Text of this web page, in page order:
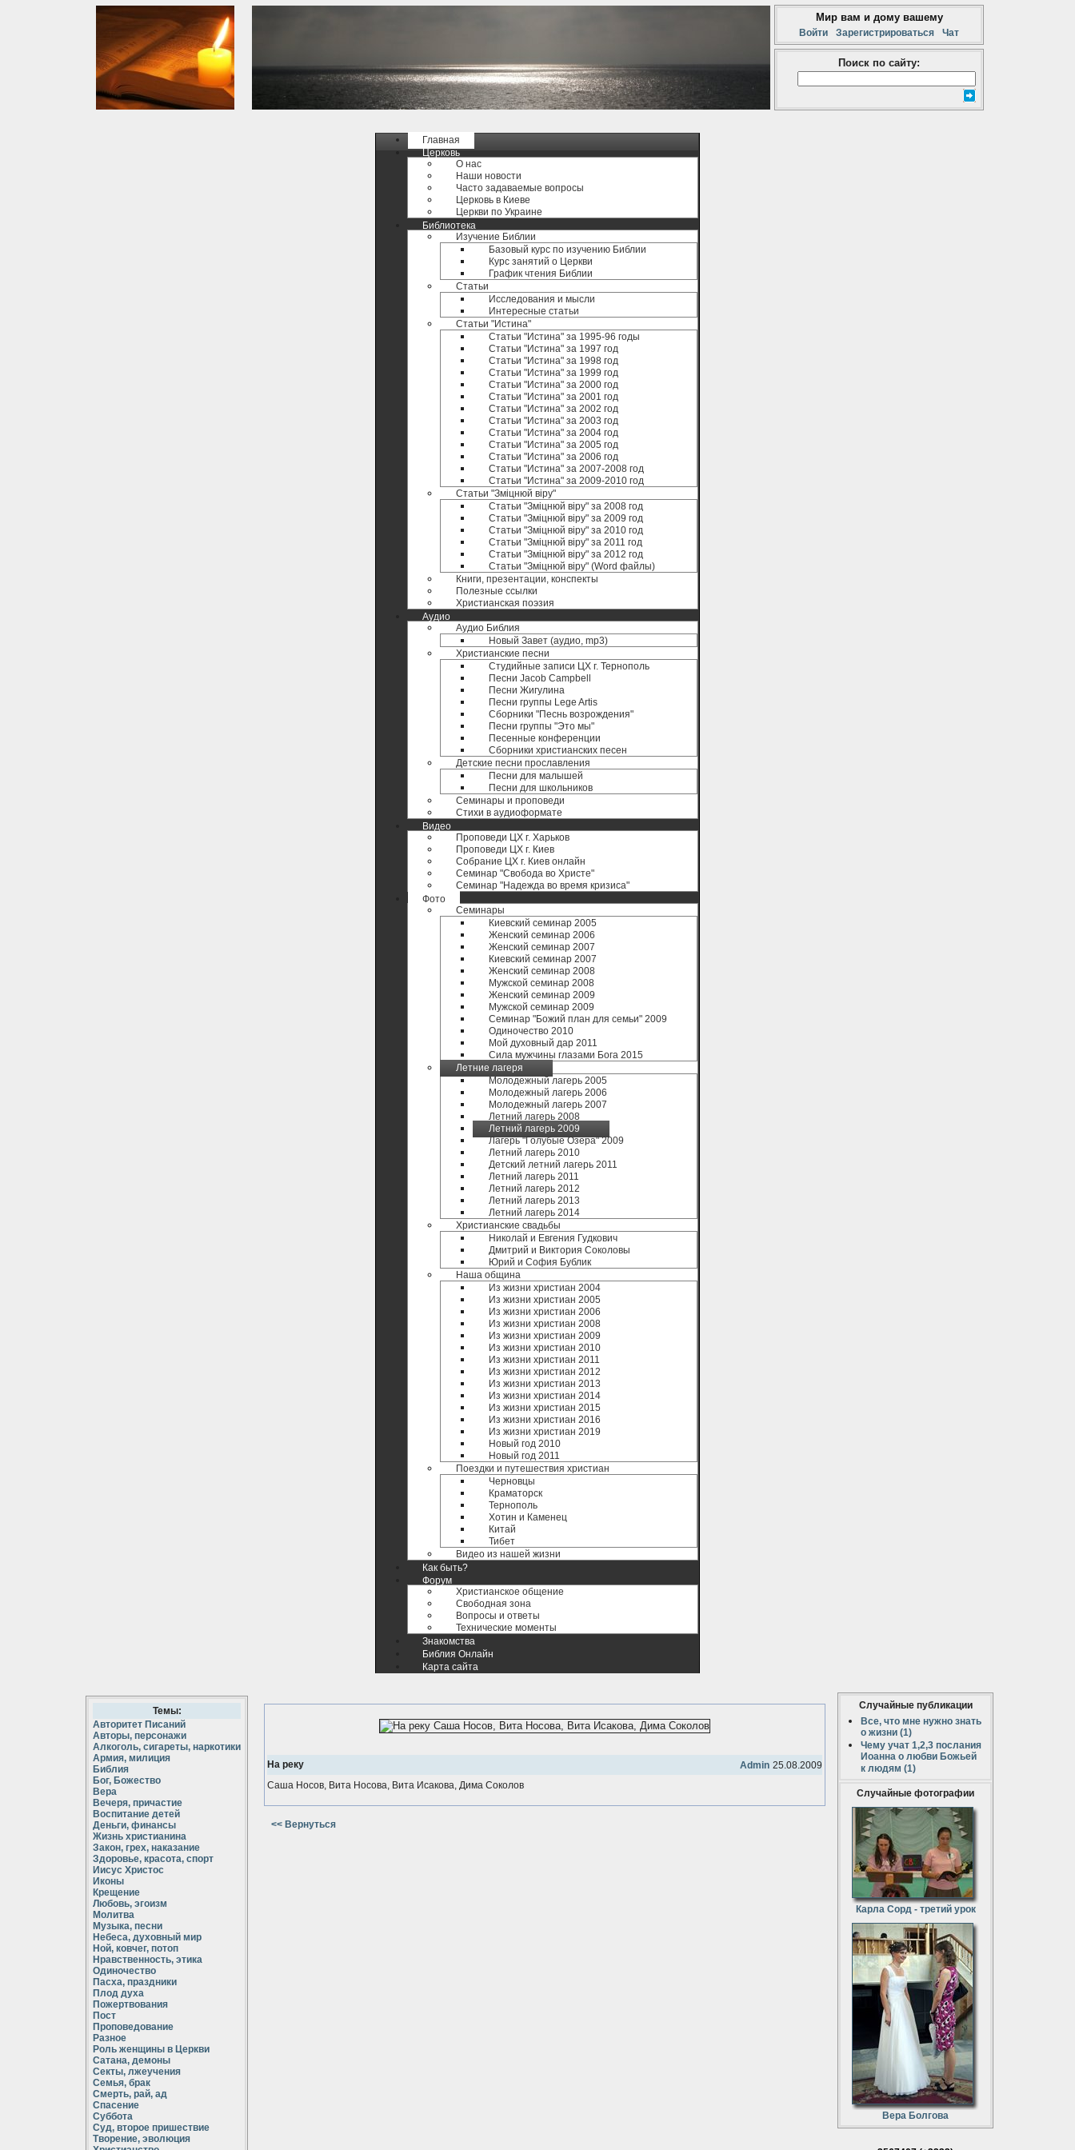
Мир вам и дому вашему
Войти Зарегистрироваться Чат
Поиск по сайту:
Главная
Церковь
О нас
Наши новости
Часто задаваемые вопросы
Церковь в Киеве
Церкви по Украине
Библиотека
Изучение Библии
Базовый курс по изучению Библии
Курс занятий о Церкви
График чтения Библии
Статьи
Исследования и мысли
Интересные статьи
Статьи "Истина"
Статьи "Истина" за 1995-96 годы
Статьи "Истина" за 1997 год
Статьи "Истина" за 1998 год
Статьи "Истина" за 1999 год
Статьи "Истина" за 2000 год
Статьи "Истина" за 2001 год
Статьи "Истина" за 2002 год
Статьи "Истина" за 2003 год
Статьи "Истина" за 2004 год
Статьи "Истина" за 2005 год
Статьи "Истина" за 2006 год
Статьи "Истина" за 2007-2008 год
Статьи "Истина" за 2009-2010 год
Статьи "Зміцнюй віру"
Статьи "Зміцнюй віру" за 2008 год
Статьи "Зміцнюй віру" за 2009 год
Статьи "Зміцнюй віру" за 2010 год
Статьи "Зміцнюй віру" за 2011 год
Статьи "Зміцнюй віру" за 2012 год
Статьи "Зміцнюй віру" (Word файлы)
Книги, презентации, конспекты
Полезные ccылки
Христианская поэзия
Аудио
Аудио Библия
Новый Завет (аудио, mp3)
Христианские песни
Студийные записи ЦХ г. Тернополь
Песни Jacob Campbell
Песни Жигулина
Песни группы Lege Artis
Сборники "Песнь возрождения"
Песни группы "Это мы"
Песенные конференции
Сборники христианских песен
Детские песни прославления
Песни для малышей
Песни для школьников
Семинары и проповеди
Стихи в аудиоформате
Видео
Проповеди ЦХ г. Харьков
Проповеди ЦХ г. Киев
Собрание ЦХ г. Киев онлайн
Семинар "Свобода во Христе"
Семинар "Надежда во время кризиса"
Фото
Семинары
Киевский семинар 2005
Женский семинар 2006
Женский семинар 2007
Киевский семинар 2007
Женский семинар 2008
Мужской семинар 2008
Женский семинар 2009
Мужской семинар 2009
Семинар "Божий план для семьи" 2009
Одиночество 2010
Мой духовный дар 2011
Сила мужчины глазами Бога 2015
Летние лагеря
Молодежный лагерь 2005
Молодежный лагерь 2006
Молодежный лагерь 2007
Летний лагерь 2008
Летний лагерь 2009
Лагерь "Голубые Озера" 2009
Летний лагерь 2010
Детский летний лагерь 2011
Летний лагерь 2011
Летний лагерь 2012
Летний лагерь 2013
Летний лагерь 2014
Христианские свадьбы
Николай и Евгения Гудкович
Дмитрий и Виктория Соколовы
Юрий и София Бублик
Наша община
Из жизни христиан 2004
Из жизни христиан 2005
Из жизни христиан 2006
Из жизни христиан 2008
Из жизни христиан 2009
Из жизни христиан 2010
Из жизни христиан 2011
Из жизни христиан 2012
Из жизни христиан 2013
Из жизни христиан 2014
Из жизни христиан 2015
Из жизни христиан 2016
Из жизни христиан 2019
Новый год 2010
Новый год 2011
Поездки и путешествия христиан
Черновцы
Краматорск
Тернополь
Хотин и Каменец
Китай
Тибет
Видео из нашей жизни
Как быть?
Форум
Христианское общение
Свободная зона
Вопросы и ответы
Технические моменты
Знакомства
Библия Онлайн
Карта сайта
Темы:
Авторитет Писаний
Авторы, персонажи
Алкоголь, сигареты, наркотики
Армия, милиция
Библия
Бог, Божество
Вера
Вечеря, причастие
Воспитание детей
Деньги, финансы
Жизнь христианина
Закон, грех, наказание
Здоровье, красота, спорт
Иисус Христос
Иконы
Крещение
Любовь, эгоизм
Молитва
Музыка, песни
Небеса, духовный мир
Ной, ковчег, потоп
Нравственность, этика
Одиночество
Пасха, праздники
Плод духа
Пожертвования
Пост
Проповедование
Разное
Роль женщины в Церкви
Сатана, демоны
Секты, лжеучения
Семья, брак
Смерть, рай, ад
Спасение
Суббота
Суд, второе пришествие
Творение, эволюция
На реку Admin 25.08.2009
Саша Носов, Вита Носова, Вита Исакова, Дима Соколов
<< Вернуться
Случайные публикации
Все, что мне нужно знать
о жизни (1)
Чему учат 1,2,3 послания
Иоанна о любви Божьей
к людям (1)
Случайные фотографии
Карла Сорд - третий урок
Вера Болгова